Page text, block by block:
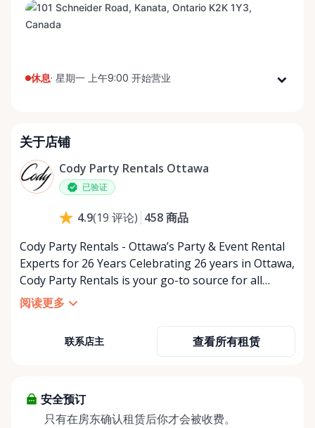
休息· 星期一 上午9:00 开始营业
星期三
星期四
上午9:00 - 下午5:00
星期五
关于店铺
Cody Party Rentals Ottawa
已验证
4.9(19 评论) 458商品
Cody Party Rentals - Ottawa’s Party & Event Rental
Experts for 26 Years Celebrating 26 years in Ottawa,
Cody Party Rentals is your go-to source for all
things party and event rentals. We’re proud to be a
partner of Rent Anything, expanding our offerings
At Cody Party Rentals, we believe in the power of
about more than just saving money; it’s about
helping people enjoy more for less while making a
阅读更多
联系店主 查看所有租赁
安全预订
只有在房东确认租赁后你才会被收费。